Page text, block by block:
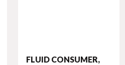
FLUID CONSUMER,